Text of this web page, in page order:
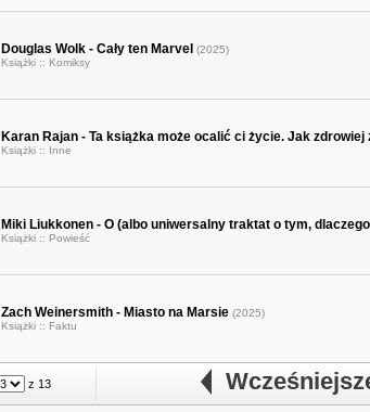
Douglas Wolk - Cały ten Marvel (2025)
Książki :: Komiksy
Karan Rajan - Ta książka może ocalić ci życie. Jak
Książki :: Inne
Miki Liukkonen - O (albo uniwersalny traktat o tym,
Książki :: Powieść
Zach Weinersmith - Miasto na Marsie (2025)
Książki :: Faktu
z 13